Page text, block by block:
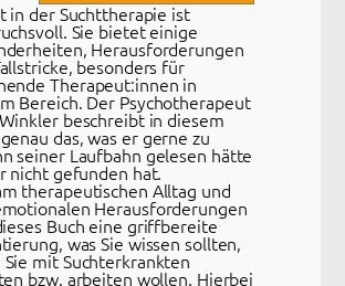
in der Suchttherapie ist
Sie bietet einige
Herausforderungen
besonders für
Therapeut:innen in
Bereich. Der Psychotherapeut
beschreibt in diesem
das, was er gerne zu
seiner Laufbahn gelesen hätte
nicht gefunden hat.
therapeutischen Alltag und
Herausforderungen
Buch eine griffbereite
was Sie wissen sollten,
mit Suchterkrankten
bzw. arbeiten wollen. Hierbei